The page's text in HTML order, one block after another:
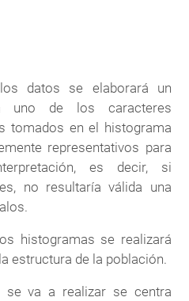
datos se elaborará un
uno de los caracteres
tomados en el histograma
representativos para
es decir, si
no resultaría válida una
histogramas se realizará
estructura de la población.
se va a realizar se centra